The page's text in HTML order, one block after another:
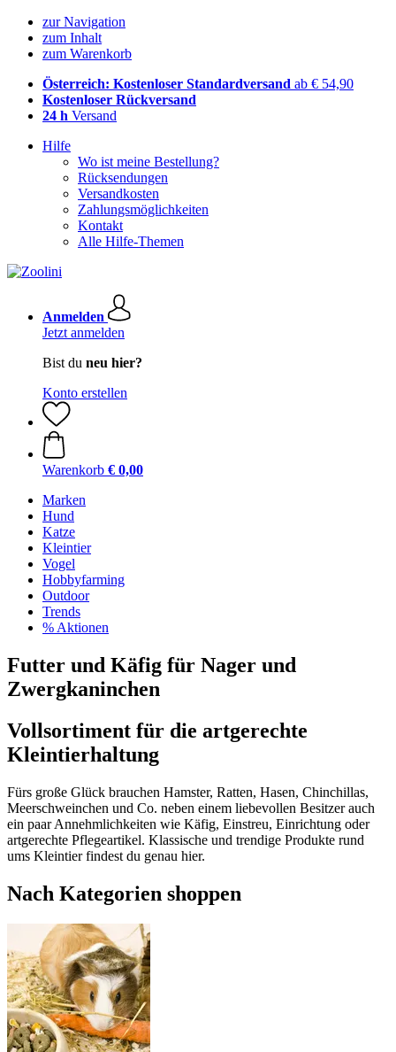
zur Navigation
zum Inhalt
zum Warenkorb
Österreich: Kostenloser Standardversand ab € 54,90
Kostenloser Rückversand
24 h Versand
Hilfe
Wo ist meine Bestellung?
Rücksendungen
Versandkosten
Zahlungsmöglichkeiten
Kontakt
Alle Hilfe-Themen
Anmelden
Jetzt anmelden
Bist du neu hier?
Konto erstellen
Warenkorb € 0,00
Marken
Hund
Katze
Kleintier
Vogel
Hobbyfarming
Outdoor
Trends
% Aktionen
Futter und Käfig für Nager und
Zwergkaninchen
Vollsortiment für die artgerechte
Kleintierhaltung
Fürs große Glück brauchen Hamster, Ratten, Hasen, Chinchillas,
Meerschweinchen und Co. neben einem liebevollen Besitzer auch
ein paar Annehmlichkeiten wie Käfig, Einstreu, Einrichtung oder
artgerechte Pflegeartikel. Klassische und trendige Produkte rund
ums Kleintier findest du genau hier.
Nach Kategorien shoppen